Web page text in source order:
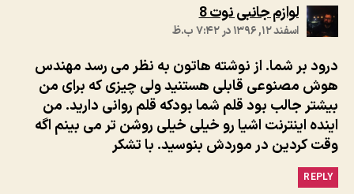
لوازم جانبی نوت 8 :
اسفند ۱۲, ۱۳۹۶ در ۷:۴۲ ب.ظ
درود بر شما. از نوشته هاتون به نظر می رسد مهندس
هوش مصنوعی قابلی هستنید ولی چیزی که برای من
بیشتر جالب بود قلم شما بودکه قلم روانی دارید. من
اینده اینترنت اشیا رو خیلی خیلی روشن تر می بینم اگه
وقت کردین در موردش بنوسید. با تشکر
REPLY